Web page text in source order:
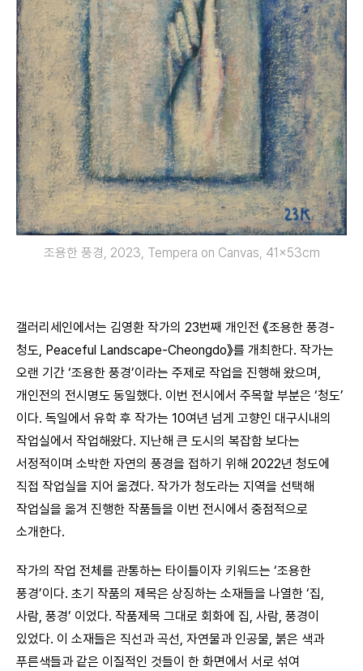
조용한 풍경, 2023, Tempera on Canvas, 41x53cm
갤러리세인에서는 김영환 작가의 23번째 개인전 《조용한 풍경-
청도, Peaceful Landscape-Cheongdo》를 개최한다. 작가는
오랜 기간 ‘조용한 풍경’이라는 주제로 작업을 진행해 왔으며,
개인전의 전시명도 동일했다. 이번 전시에서 주목할 부분은 ‘청도’
이다. 독일에서 유학 후 작가는 10여년 넘게 고향인 대구시내의
작업실에서 작업해왔다. 지난해 큰 도시의 복잡함 보다는
서정적이며 소박한 자연의 풍경을 접하기 위해 2022년 청도에
직접 작업실을 지어 옮겼다. 작가가 청도라는 지역을 선택해
작업실을 옮겨 진행한 작품들을 이번 전시에서 중점적으로
소개한다.
작가의 작업 전체를 관통하는 타이틀이자 키워드는 ‘조용한
풍경’이다. 초기 작품의 제목은 상징하는 소재들을 나열한 ‘집,
사람, 풍경’ 이었다. 작품제목 그대로 회화에 집, 사람, 풍경이
있었다. 이 소재들은 직선과 곡선, 자연물과 인공물, 붉은 색과
푸른색들과 같은 이질적인 것들이 한 화면에서 서로 섞여